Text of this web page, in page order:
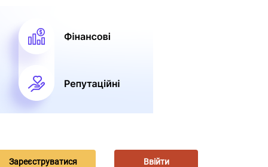
Зареєструватися Ввійти